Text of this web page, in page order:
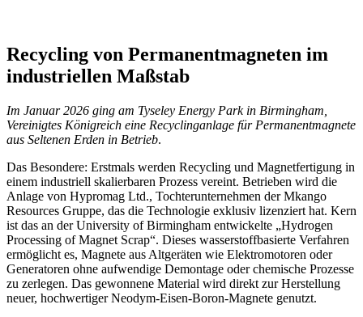
Recycling von Permanentmagneten im
industriellen Maßstab
Im Januar 2026 ging am Tyseley Energy Park in Birmingham,
Vereinigtes Königreich eine Recyclinganlage für Permanentmagnete
aus Seltenen Erden in Betrieb.
Das Besondere: Erstmals werden Recycling und Magnetfertigung in
einem industriell skalierbaren Prozess vereint. Betrieben wird die
Anlage von Hypromag Ltd., Tochterunternehmen der Mkango
Resources Gruppe, das die Technologie exklusiv lizenziert hat. Kern
ist das an der University of Birmingham entwickelte „Hydrogen
Processing of Magnet Scrap“. Dieses wasserstoffbasierte Verfahren
ermöglicht es, Magnete aus Altgeräten wie Elektromotoren oder
Generatoren ohne aufwendige Demontage oder chemische Prozesse
zu zerlegen. Das gewonnene Material wird direkt zur Herstellung
neuer, hochwertiger Neodym-Eisen-Boron-Magnete genutzt.